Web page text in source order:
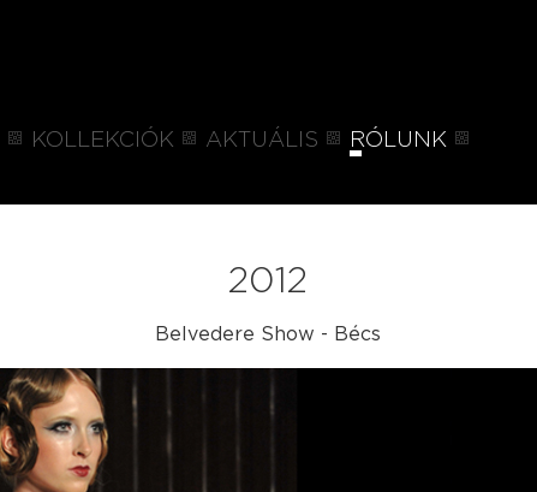
KOLLEKCIÓK AKTUÁLIS RÓLUNK
2012
Belvedere Show - Bécs